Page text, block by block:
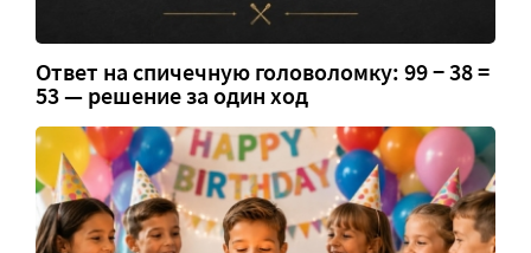
Ответ на спичечную головоломку: 99 − 38 =
53 — решение за один ход